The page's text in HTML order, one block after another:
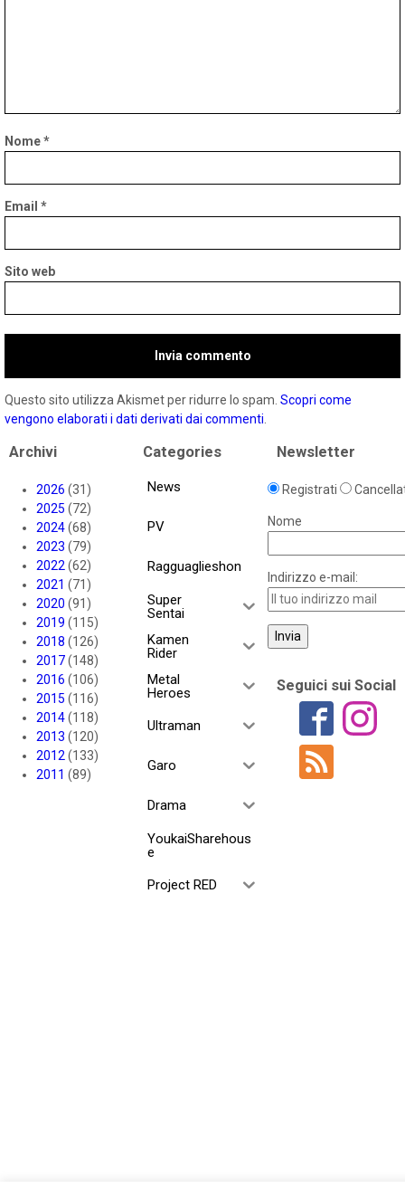
Nome*
Email *
Sito web
Questo sito utilizza Akismet per ridurre lo spam. Scopri come
vengono elaborati i dati derivati dai commenti
Archivi
2026 (31)
2025 (72)
2024(68)
2023 (79)
2022 (62)
2021 (71)
2020 (91)
2019 (115)
2018 (126)
2017(148)
2016 (106)
2015 (116)
2014(118)
2013 (120)
2012 (133)
2011 (89)
Categories
News
PV
Ragguaglieshon
Super
Sentai
Kamen
Rider
Metal
Heroes
Ultraman
Garo
Drama
YoukaiSharehous
e
Project RED
Newsletter
Registrati
Nome
Indirizzo e-mail:
Seguici sui Social